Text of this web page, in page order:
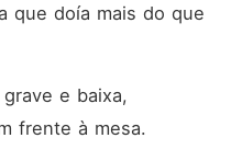
que doía mais do que
e baixa,
frente à mesa.